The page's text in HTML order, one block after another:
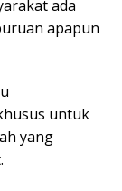
ada
apapun
untuk
yang